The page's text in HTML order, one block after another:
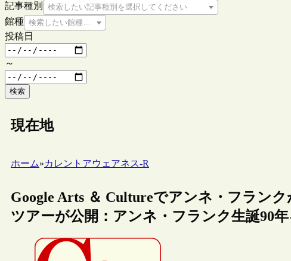
記事種別
検索したい記事種別を選択してください
館種 検索したい館種を選択してください
投稿日
～
検索
現在地
ホーム»カレントアウェアネス-R
Google Arts ＆ Cultureでアンネ・フラン
ツアーが公開：アンネ・フランク生誕90